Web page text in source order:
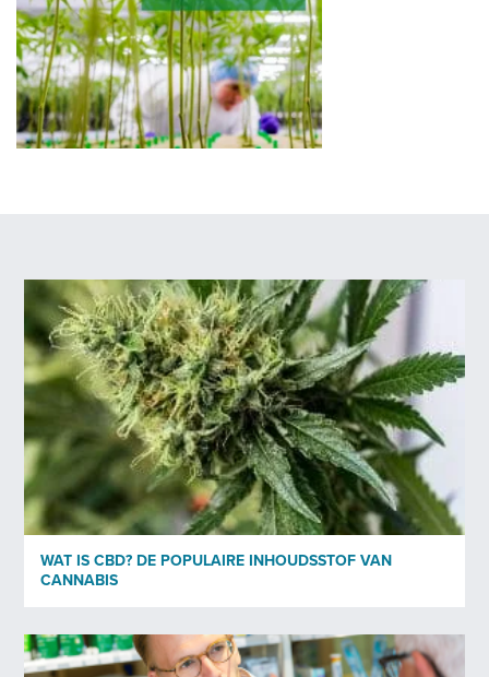
Voornaam*
Achternaam*
E-mail
Beroep
Nieuwsbrief*
WAT IS CBD? DE POPULAIRE INHOUDSSTOF VAN
CANNABIS